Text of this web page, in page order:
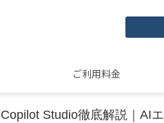
ご利用料金
Copilot Studio徹底解説｜AI